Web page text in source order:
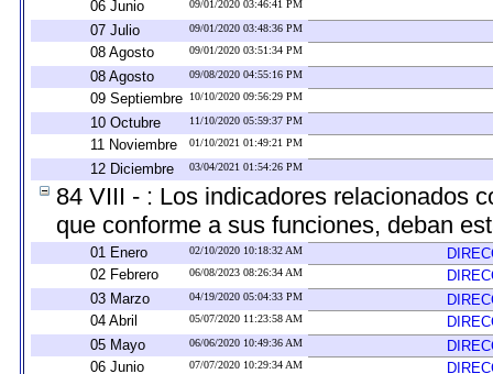
06 Junio 09/01/2020 03:46:41 PM
07 Julio 09/01/2020 03:48:36 PM
08 Agosto 09/01/2020 03:51:34 PM
08 Agosto 09/08/2020 04:55:16 PM
09 Septiembre 10/10/2020 09:56:29 PM
10 Octubre 11/10/2020 05:59:37 PM
11 Noviembre 01/10/2021 01:49:21 PM
12 Diciembre 03/04/2021 01:54:26 PM
84 VIII - : Los indicadores relacionados
que conforme a sus funciones, deban
01 Enero 02/10/2020 10:18:32 AM
02 Febrero
06/08/2023 08:26:34 AM
03 Marzo
04/19/2020 05:04:33 PM
04 Abril
05/07/2020 11:23:58 AM
05 Mayo
06/06/2020 10:49:36 AM
06 Junio
07/07/2020 10:29:34 AM